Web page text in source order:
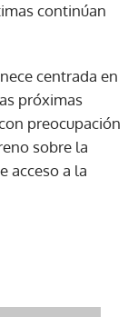
continúan
centrada en
próximas
preocupación
sobre la
acceso a la